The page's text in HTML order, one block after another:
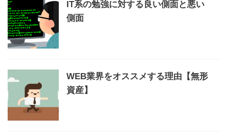
IT系の勉強に対する良い側面と悪い
側面
WEB業界をオススメする理由【無形
資産】